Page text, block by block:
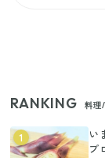
RANKING 料理
1
い
プ